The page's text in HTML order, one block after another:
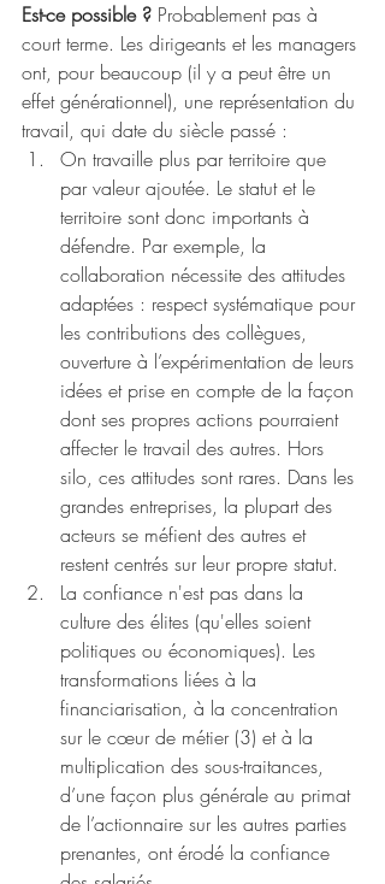
Est-ce possible ? Probablement pas à
court terme. Les dirigeants et les managers
ont, pour beaucoup (il y a peut être un
effet générationnel), une représentation du
travail, qui date du siècle passé :
On travaille plus par territoire que
par valeur ajoutée. Le statut et le
territoire sont donc importants à
défendre. Par exemple, la
collaboration nécessite des attitudes
adaptées : respect systématique pour
les contributions des collègues,
ouverture à l’expérimentation de leurs
idées et prise en compte de la façon
dont ses propres actions pourraient
affecter le travail des autres. Hors
silo, ces attitudes sont rares. Dans les
grandes entreprises, la plupart des
acteurs se méfient des autres et
restent centrés sur leur propre statut.
La confiance n'est pas dans la
culture des élites (qu'elles soient
politiques ou économiques). Les
transformations liées à la
financiarisation, à la concentration
sur le cœur de métier (3) et à la
multiplication des sous-traitances,
d’une façon plus générale au primat
de l’actionnaire sur les autres parties
prenantes, ont érodé la confiance